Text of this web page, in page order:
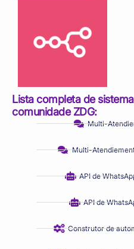
Lista completa de
comunidade ZDG:
Multi-
Multi-
API de
API de
Construtor de